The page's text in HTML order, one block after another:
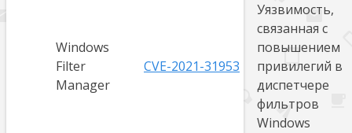
Windows
Filter
Manager
CVE-2021-31953
Уязвимость,
связанная с
повышением
привилегий в
диспетчере
фильтров
Windows